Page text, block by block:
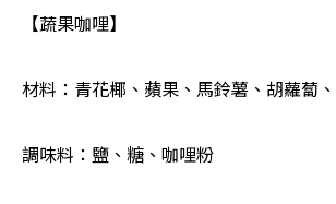
【蔬果咖哩】
材料：青花椰、蘋果、馬鈴薯、胡蘿蔔
調味料：鹽、糖、咖哩粉